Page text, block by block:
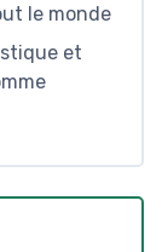
le monde
et